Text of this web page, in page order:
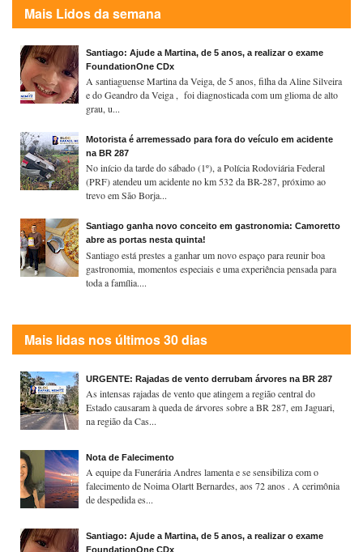
Mais Lidos da semana
Santiago: Ajude a Martina, de 5 anos, a realizar o exame
FoundationOne CDx
A santiaguense Martina da Veiga, de 5 anos, filha da Aline Silveira
e do Geandro da Veiga , foi diagnosticada com um glioma de alto
grau, u...
Motorista é arremessado para fora do veículo em acidente
na BR 287
No início da tarde do sábado (1º), a Polícia Rodoviária Federal
(PRF) atendeu um acidente no km 532 da BR-287, próximo ao
trevo em São Borja...
Santiago ganha novo conceito em gastronomia: Camoretto
abre as portas nesta quinta!
Santiago está prestes a ganhar um novo espaço para reunir boa
gastronomia, momentos especiais e uma experiência pensada para
toda a família....
Mais lidas nos últimos 30 dias
URGENTE: Rajadas de vento derrubam árvores na BR 287
As intensas rajadas de vento que atingem a região central do
Estado causaram à queda de árvores sobre a BR 287, em Jaguari,
na região da Cas...
Nota de Falecimento
A equipe da Funerária Andres lamenta e se sensibiliza com o
falecimento de Noima Olartt Bernardes, aos 72 anos . A cerimônia
de despedida es...
Santiago: Ajude a Martina, de 5 anos, a realizar o exame
FoundationOne CDx